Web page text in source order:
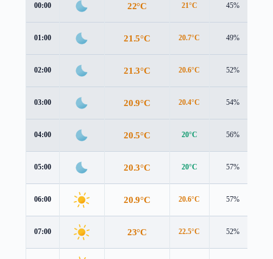
00:00 22°C 21°C 45%
01:00 21.5°C 20.7°C 49%
02:00 21.3°C 20.6°C 52%
03:00 20.9°C 20.4°C 54%
04:00 20.5°C 20°C 56%
05:00 20.3°C 20°C 57%
06:00 20.9°C 20.6°C 57%
07:00 23°C 22.5°C 52%